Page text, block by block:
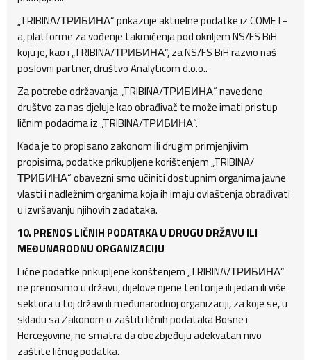
„TRIBINA/ТРИБИНА“ prikazuje aktuelne podatke iz COMET-
a, platforme za vođenje takmičenja pod okriljem NS/FS BiH
koju je, kao i „TRIBINA/ТРИБИНА“, za NS/FS BiH razvio naš
poslovni partner, društvo Analyticom d.o.o..
Za potrebe održavanja „TRIBINA/ТРИБИНА“ navedeno
društvo za nas djeluje kao obrađivač te može imati pristup
ličnim podacima iz „TRIBINA/ТРИБИНА“.
Kada je to propisano zakonom ili drugim primjenjivim
propisima, podatke prikupljene korištenjem „TRIBINA/
ТРИБИНА“ obavezni smo učiniti dostupnim organima javne
vlasti i nadležnim organima koja ih imaju ovlaštenja obrađivati
u izvršavanju njihovih zadataka.
10. PRENOS LIČNIH PODATAKA U DRUGU DRŽAVU ILI
MEĐUNARODNU ORGANIZACIJU
Lične podatke prikupljene korištenjem „TRIBINA/ТРИБИНА“
ne prenosimo u državu, dijelove njene teritorije ili jedan ili više
sektora u toj državi ili međunarodnoj organizaciji, za koje se, u
skladu sa Zakonom o zaštiti ličnih podataka Bosne i
Hercegovine, ne smatra da obezbjeđuju adekvatan nivo
zaštite ličnog podatka.